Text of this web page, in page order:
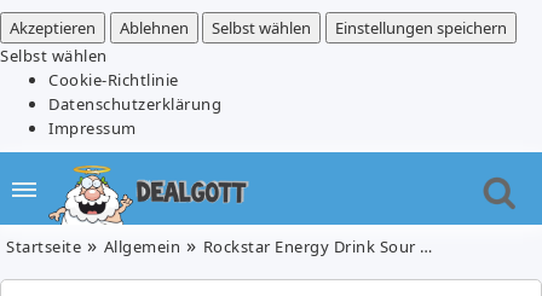
Akzeptieren
Ablehnen Selbst wählen
Einstellungen speichern
Selbst wählen
Cookie-Richtlinie
Datenschutzerklärung
Impressum
Startseite Allgemein Rockstar Energy Drink Sour Raspberry 12 x 500 ml im Spar-Abo für 9€ (0,75€/Dose)